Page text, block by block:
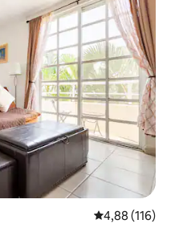
Priemerné
4,88 (116)